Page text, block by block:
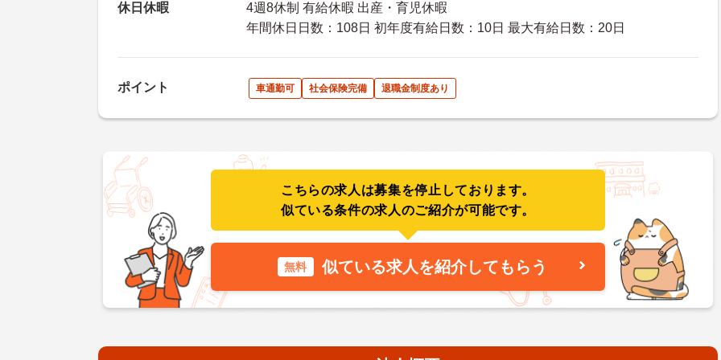
休日休暇
4週8休制 有給休暇 出産・育児休暇
年間休日日数：108日 初年度有給日数：10日 最大有給日数：20日
ポイント 車通勤可 社会保険完備 退職金制度あり
こちらの求人は募集を停止しております。
似ている条件の求人のご紹介が可能です。
無料 似ている求人を紹介してもらう